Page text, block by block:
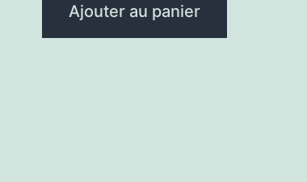
Ajouter au panier